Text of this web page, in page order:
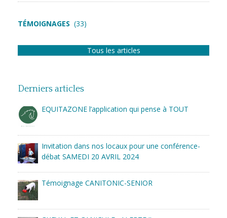
TÉMOIGNAGES (33)
Tous les articles
Derniers articles
EQUITAZONE l’application qui pense à TOUT
Invitation dans nos locaux pour une conférence-
débat SAMEDI 20 AVRIL 2024
Témoignage CANITONIC-SENIOR